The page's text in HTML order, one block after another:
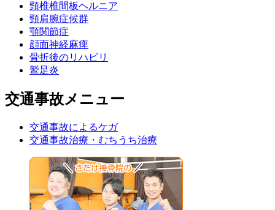
頸椎椎間板ヘルニア
頸肩腕症候群
顎関節症
顔面神経麻痺
骨折後のリハビリ
鷲足炎
交通事故メニュー
交通事故によるケガ
交通事故治療・むちうち治療